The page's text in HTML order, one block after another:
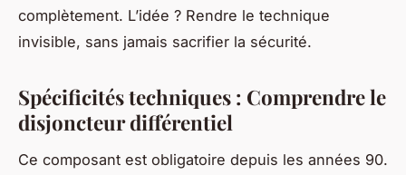
complètement. L’idée ? Rendre le technique
invisible, sans jamais sacrifier la sécurité.
Spécificités techniques : Comprendre le
disjoncteur différentiel
Ce composant est obligatoire depuis les années 90.